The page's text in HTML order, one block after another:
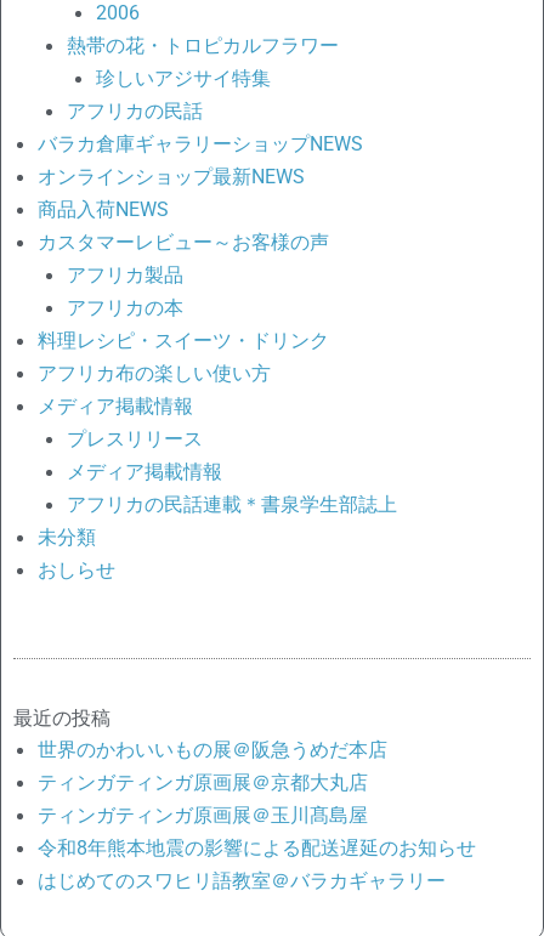
2006
熱帯の花・トロピカルフラワー
珍しいアジサイ特集
アフリカの民話
バラカ倉庫ギャラリーショップNEWS
オンラインショップ最新NEWS
商品入荷NEWS
カスタマーレビュー～お客様の声
アフリカ製品
アフリカの本
料理レシピ・スイーツ・ドリンク
アフリカ布の楽しい使い方
メディア掲載情報
プレスリリース
メディア掲載情報
アフリカの民話連載＊書泉学生部誌上
未分類
おしらせ
最近の投稿
世界のかわいいもの展＠阪急うめだ本店
ティンガティンガ原画展＠京都大丸店
ティンガティンガ原画展＠玉川髙島屋
令和8年熊本地震の影響による配送遅延のお知らせ
はじめてのスワヒリ語教室＠バラカギャラリー